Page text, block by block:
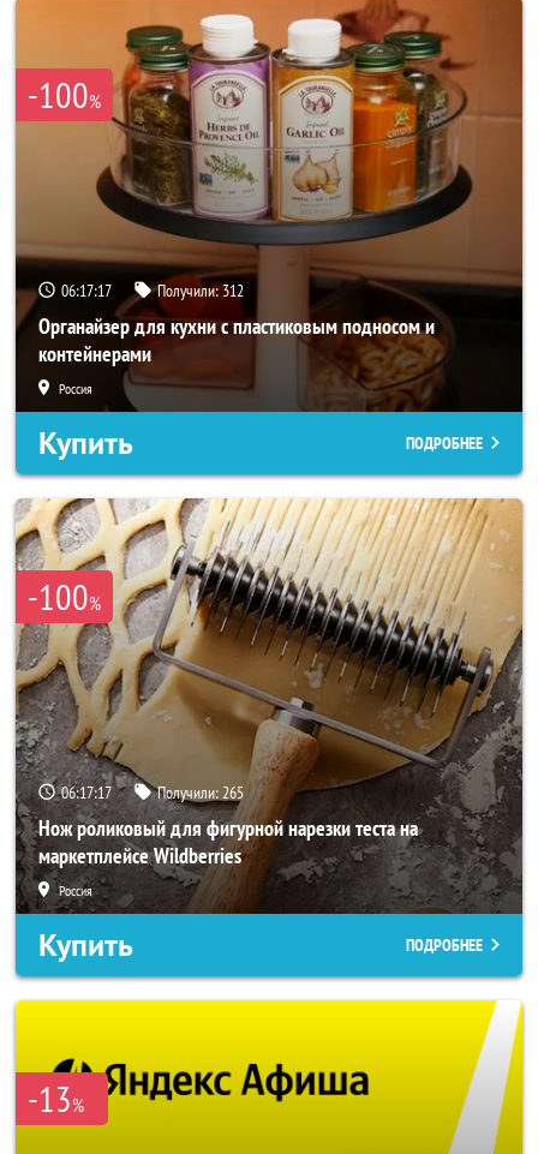
-100%
06:17:15 Получили:312
Органайзер для кухни с пластиковым подносом и
контейнерами
Россия
Купить ПОДРОБНЕЕ
-100%
06:17:15 Получили:265
Нож роликовый для фигурной нарезки теста на
маркетплейсе Wildberries
Россия
Купить ПОДРОБНЕЕ
-13%